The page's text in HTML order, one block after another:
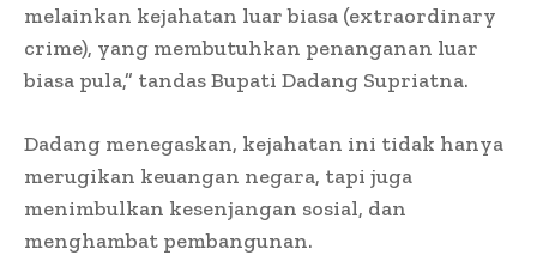
melainkan kejahatan luar biasa (extraordinary
crime), yang membutuhkan penanganan luar
biasa pula,” tandas Bupati Dadang Supriatna.
Dadang menegaskan, kejahatan ini tidak hanya
merugikan keuangan negara, tapi juga
menimbulkan kesenjangan sosial, dan
menghambat pembangunan.